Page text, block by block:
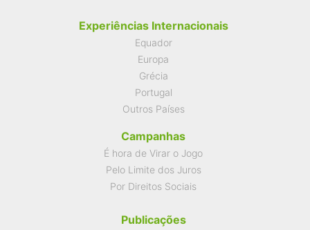
Experiências Internacionais
Equador
Europa
Grécia
Portugal
Outros Países
Campanhas
É hora de Virar o Jogo
Pelo Limite dos Juros
Por Direitos Sociais
Publicações